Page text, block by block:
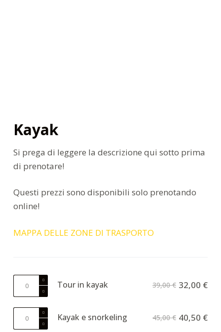
Kayak
Si prega di leggere la descrizione qui sotto prima
di prenotare!
Questi prezzi sono disponibili solo prenotando
online!
MAPPA DELLE ZONE DI TRASPORTO
Tour in kayak 39,00€ 32,00 €
Kayak e snorkeling 45,00€ 40,50 €